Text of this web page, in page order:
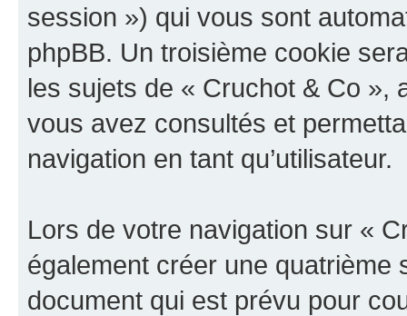
session ») qui vous sont
phpBB. Un troisième cookie
les sujets de « Cruchot & Co »,
vous avez consultés et
navigation en tant qu’utilisateur.
Lors de votre navigation sur «
également créer une
document qui est prévu pour